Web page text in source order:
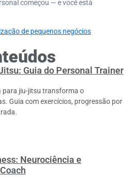
começou — e você está
de pequenos negócios
Guia do Personal Trainer
para jiu-jitsu transforma o
Guia com exercícios, progressão por
Neurociência e